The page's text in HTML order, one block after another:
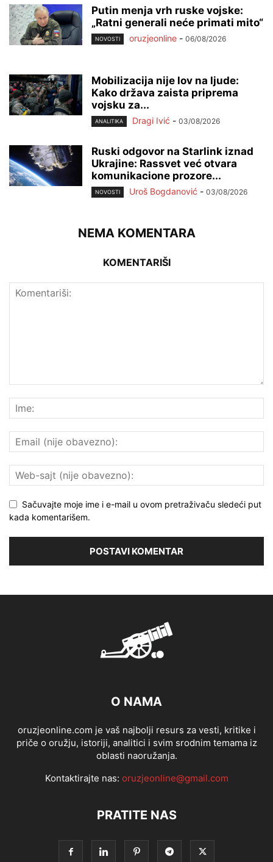
Putin menja vrh ruske vojske:
„Ratni generali neće primati mito“
NOVOSTI oruzjeonline - 06/08/2026
Mobilizacija nije lov na ljude:
Kako država zaista priprema
vojsku za...
ANALITIKA Dragi Ivić - 03/08/2026
Ruski odgovor na Starlink iznad
Ukrajine: Rassvet već otvara
komunikacione prozore...
NOVOSTI Uroš Bogdanović - 03/08/2026
NEMA KOMENTARA
KOMENTARIŠI
Sačuvajte moje ime i e-mail u ovom pretraživaču sledeći put
kada komentarišem.
O NAMA
oruzjeonline.com je vaš najbolji resurs za vesti, kritike i
priče o oružju, istoriji, analitici i svim srodnim temama iz
oblasti naoružanja.
Kontaktirajte nas: oruzjeonline@gmail.com
PRATITE NAS